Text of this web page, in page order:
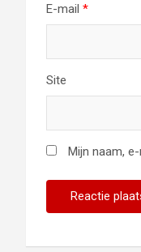
E-mail *
Site
Mijn naam,